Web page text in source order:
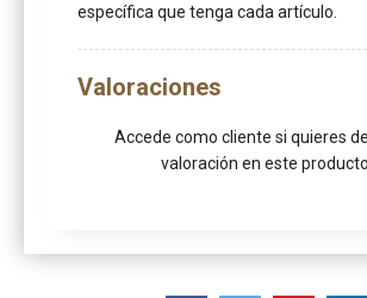
específica que tenga cada artículo.
Valoraciones
Accede como cliente si quieres
valoración en este producto.